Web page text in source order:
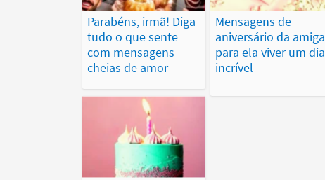
Parabéns, irmã! Diga
tudo o que sente
com mensagens
cheias de amor
Mensagens de
aniversário da amiga
para ela viver um dia
incrível